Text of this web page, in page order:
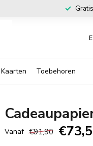
Gratis
Kaarten Toebehoren
Vanaf €91,90